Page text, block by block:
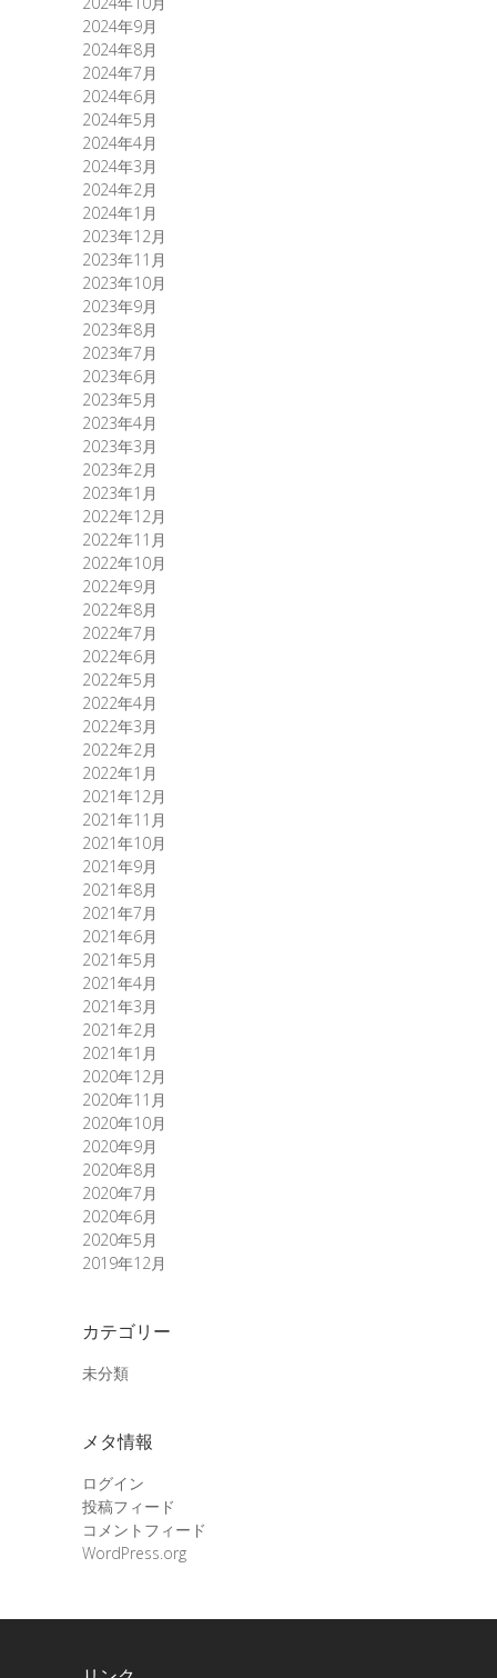
2024年9月
2024年8月
2024年7月
2024年6月
2024年5月
2024年4月
2024年3月
2024年2月
2024年1月
2023年12月
2023年11月
2023年10月
2023年9月
2023年8月
2023年7月
2023年6月
2023年5月
2023年4月
2023年3月
2023年2月
2023年1月
2022年12月
2022年11月
2022年10月
2022年9月
2022年8月
2022年7月
2022年6月
2022年5月
2022年4月
2022年3月
2022年2月
2022年1月
2021年12月
2021年11月
2021年10月
2021年9月
2021年8月
2021年7月
2021年6月
2021年5月
2021年4月
2021年3月
2021年2月
2021年1月
2020年12月
2020年11月
2020年10月
2020年9月
2020年8月
2020年7月
2020年6月
2020年5月
2019年12月
カテゴリー
未分類
メタ情報
ログイン
投稿フィード
コメントフィード
WordPress.org